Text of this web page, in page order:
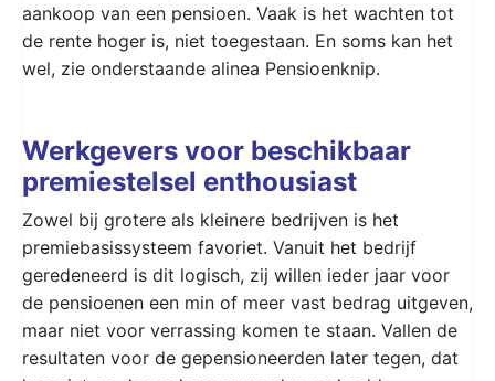
aankoop van een pensioen. Vaak is het wachten tot
de rente hoger is, niet toegestaan. En soms kan het
wel, zie onderstaande alinea Pensioenknip.
Werkgevers voor beschikbaar
premiestelsel enthousiast
Zowel bij grotere als kleinere bedrijven is het
premiebasissysteem favoriet. Vanuit het bedrijf
geredeneerd is dit logisch, zij willen ieder jaar voor
de pensioenen een min of meer vast bedrag uitgeven,
maar niet voor verrassing komen te staan. Vallen de
resultaten voor de gepensioneerden later tegen, dat